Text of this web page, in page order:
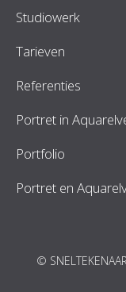
Studiowerk
Tarieven
Referenties
Portret in
Portfolio
Portret en
©